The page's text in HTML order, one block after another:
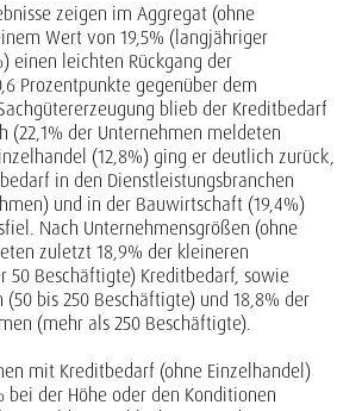
zeigen im Aggregat (ohne
Wert von 19,5% (langjähriger
einen leichten Rückgang der
Prozentpunkte gegenüber dem
blieb der Kreditbedarf
(22,1% der Unternehmen meldeten
(12,8%) ging er deutlich zurück,
in den Dienstleistungsbranchen
und in der Bauwirtschaft (19,4%)
Nach Unternehmensgrößen (ohne
zuletzt 18,9% der kleineren
50 Beschäftigte) Kreditbedarf, sowie
bis 250 Beschäftigte) und 18,8% der
(mehr als 250 Beschäftigte).
mit Kreditbedarf (ohne Einzelhandel)
bei der Höhe oder den Konditionen